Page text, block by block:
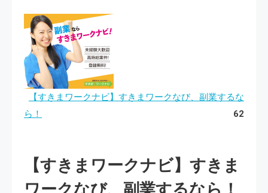
【すきまワークナビ】すきまワークなび、副業するな
ら！
62
【すきまワークナビ】すきま